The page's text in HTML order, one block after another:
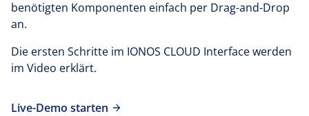
benötigten Komponenten einfach per Drag-and-Drop
an.
Die ersten Schritte im IONOS CLOUD Interface werden
im Video erklärt.
Live-Demo starten